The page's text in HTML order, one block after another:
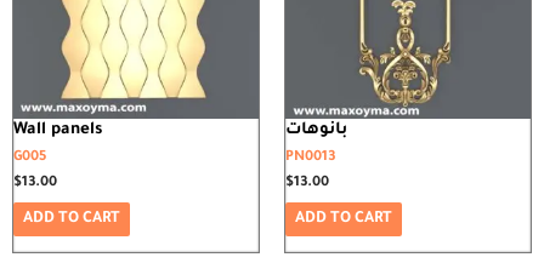
Wall panels
G005
$13.00
ADD TO CART
بانوهات
PN0013
$13.00
ADD TO CART